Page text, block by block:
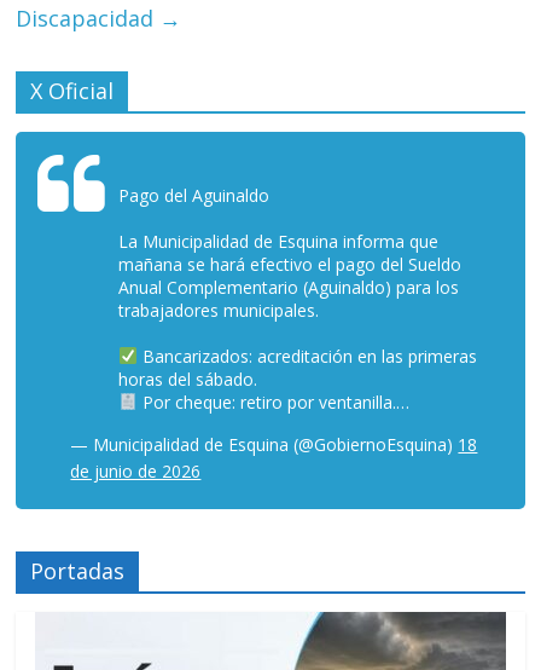
Discapacidad →
X Oficial
Pago del Aguinaldo
La Municipalidad de Esquina informa que
mañana se hará efectivo el pago del Sueldo
Anual Complementario (Aguinaldo) para los
trabajadores municipales.
Bancarizados: acreditación en las primeras
horas del sábado.
Por cheque: retiro por ventanilla.…
— Municipalidad de Esquina (@GobiernoEsquina) 18
de junio de 2026
Portadas